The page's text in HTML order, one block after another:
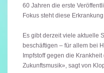
60 Jahren die erste
Fokus steht diese
Es gibt derzeit viele aktuelle
beschäftigen – für allem bei
Impfstoff gegen die
Zukunftsmusik», sagt von